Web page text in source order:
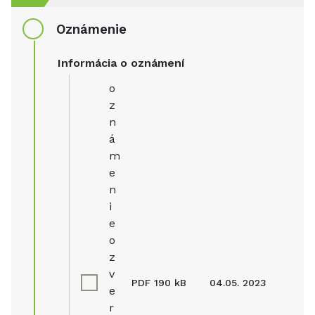
Oznámenie
Informácia o oznámení
o
z
n
á
m
e
n
i
e
o
z
v
e
r
PDF 190 kB 04.05. 2023